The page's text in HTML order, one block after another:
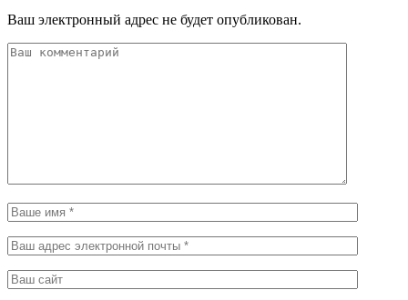
Ваш электронный адрес не будет опубликован.